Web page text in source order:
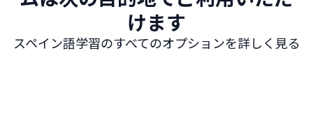
けます
スペイン語学習のすべてのオプションを詳しく見る